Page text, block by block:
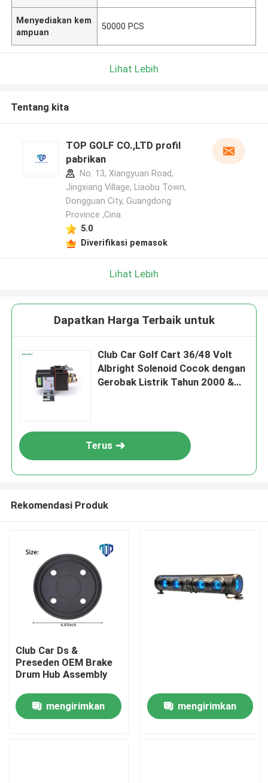
Rumah
Menyediakan kem
ampuan
50000 PCS
Lihat Lebih
Tentang kita
TOP GOLF CO.,LTD profil
pabrikan
No. 13, Xiangyuan Road,
Jingxiang Village, Liaobu Town,
Dongguan City, Guangdong
Province ,Cina
5.0
Diverifikasi pemasok
Lihat Lebih
Dapatkan Harga Terbaik untuk
Club Car Golf Cart 36/48 Volt
Albright Solenoid Cocok dengan
Gerobak Listrik Tahun 2000 &
Terus
Rekomendasi Produk
Club Car Ds &
Preseden OEM Brake
Drum Hub Assembly
mengirimkan mengirimkan